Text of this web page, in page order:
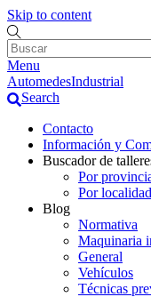
Skip to content
Menu
AutomedesIndustrial
Search
Contacto
Información y
Buscador de
Por
Por
Blog
Normativa
Maquinaria
General
Vehículos
Técnicas